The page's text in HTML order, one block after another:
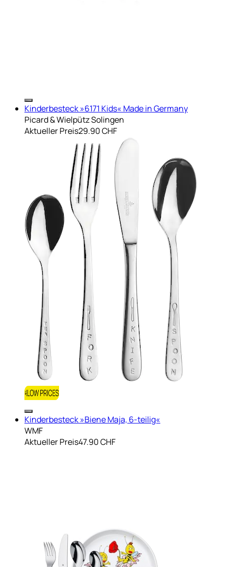
Kinderbesteck »6171 Kids« Made in Germany
Picard & Wielpütz Solingen
Aktueller Preis29.90 CHF
Kinderbesteck »Biene Maja, 6-teilig«
WMF
Aktueller Preis47.90 CHF